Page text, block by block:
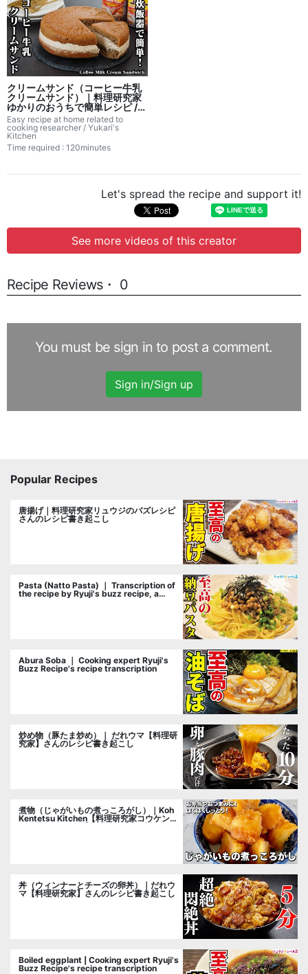
クリームサンド（コーヒー牛乳
クリームサンド）｜料理研究家
ゆかりのおうちで簡単レシピ /
Yukari's Kitchenさんのレシピ
書き起こし
Easy recipe at home related to
cooking researcher / Yukari's
Kitchen
Time required : 120minutes
Let's spread the recipe and support it!
See more videos of this creator
Recipe Reviews・ 0
You must be sign in to post a comment.
Sign in/Sign up
Popular Recipes
唐揚げ｜料理研究家リュウジのバズレシピ
さんのレシピ書き起こし
Pasta (Natto Pasta) ｜ Transcription of
the recipe by Ryuji's buzz recipe, a
cooking researcher
Abura Soba ｜ Cooking expert Ryuji's
Buzz Recipe's recipe transcription
炒め物（豚たま炒め）｜ だれウマ【料理研
究家】さんのレシピ書き起こし
煮物（じゃがいもの煮っころがし）｜Koh
Kentetsu Kitchen【料理研究家コウケンテ
丼（ウィンナーとチーズの卵丼）｜だれウ
マ【料理研究家】さんのレシピ書き起こし
Boiled eggplant | Cooking expert Ryuji's
Buzz Recipe's recipe transcription